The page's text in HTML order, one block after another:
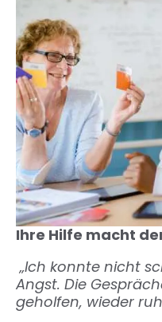
Ihre Hilfe macht
„Ich konnte nicht
Angst. Die
geholfen, wieder